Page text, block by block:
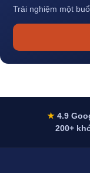
Trải nghiệm một
★ 4.9
200+